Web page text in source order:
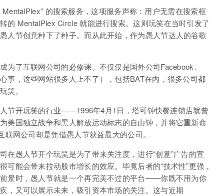
的搜索服务，这项服务声称：用户无需在搜索框
的 MentalPlex Circle 就能进行搜索。这则玩笑在当时引发了
人节创意种下了种子。而从此开始，作为愚人节达人的谷歌
为了互联网公司的必修课。不仅仅是国外公司Facebook、
事，这些网站很多人上不了），包括BAT在内，很多公司都
笑。
节开玩笑的行业——1996年4月1日，塔可钟快餐连锁店就曾
美国独立战争和黑人解放运动标志的自由钟，并将它重新命
网公司却是凭借愚人节获益最大的公司。
在愚人节开个玩笑是为了带来关注度，进行“创意”广告的宣
能会带来拉动股市增长的效应。毕竟后者的“技术性”更强，
景时，愚人节就是一个再完美不过的平台——你既不用为你
，又可以展示未来，吸引资本市场的关注。这与近期